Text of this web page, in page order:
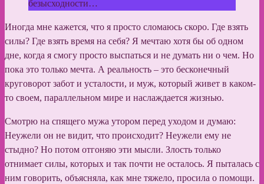
безысходности…
Иногда мне кажется, что я просто сломаюсь скоро. Где взять
силы? Где взять время на себя? Я мечтаю хотя бы об одном
дне, когда я смогу просто выспаться и не думать ни о чем. Но
пока это только мечта. А реальность – это бесконечный
круговорот забот и усталости, и муж, который живет в каком-
то своем, параллельном мире и наслаждается жизнью.
Смотрю на спящего мужа утором перед уходом и думаю:
Неужели он не видит, что происходит? Неужели ему не
стыдно? Но потом отгоняю эти мысли. Злость только
отнимает силы, которых и так почти не осталось. Я пыталась с
ним говорить, объясняла, как мне тяжело, просила о помощи.